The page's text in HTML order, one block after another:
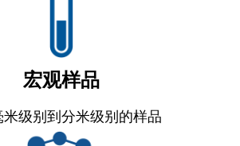
宏观样品
米级别到分米级别的样品